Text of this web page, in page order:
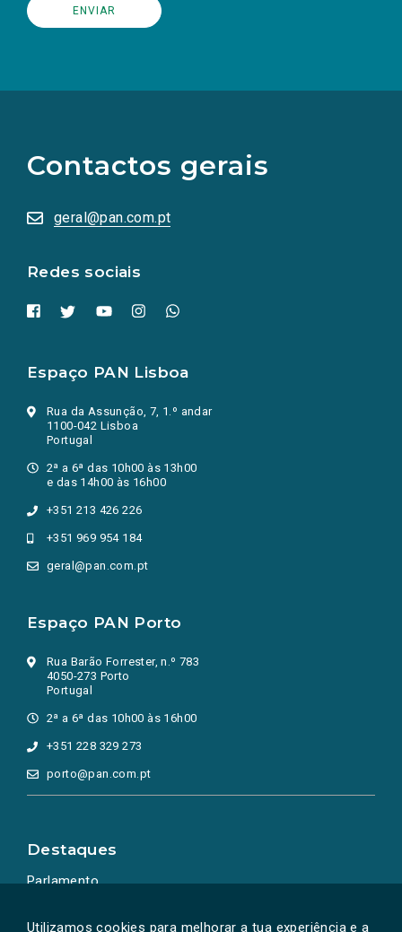
Utilizamos cookies para melhorar a tua experiência e a
Contactos gerais
geral@pan.com.pt
Redes sociais
redes
sociais
numa
nova
Espaço PAN Lisboa
Rua da Assunção, 7, 1.º andar
1100-042 Lisboa
Portugal
2ª a 6ª das 10h00 às 13h00
e das 14h00 às 16h00
+351 213 426 226
+351 969 954 184
geral@pan.com.pt
Espaço PAN Porto
Rua Barão Forrester, n.º 783
4050-273 Porto
Portugal
2ª a 6ª das 10h00 às 16h00
+351 228 329 273
porto@pan.com.pt
Destaques
Parlamento